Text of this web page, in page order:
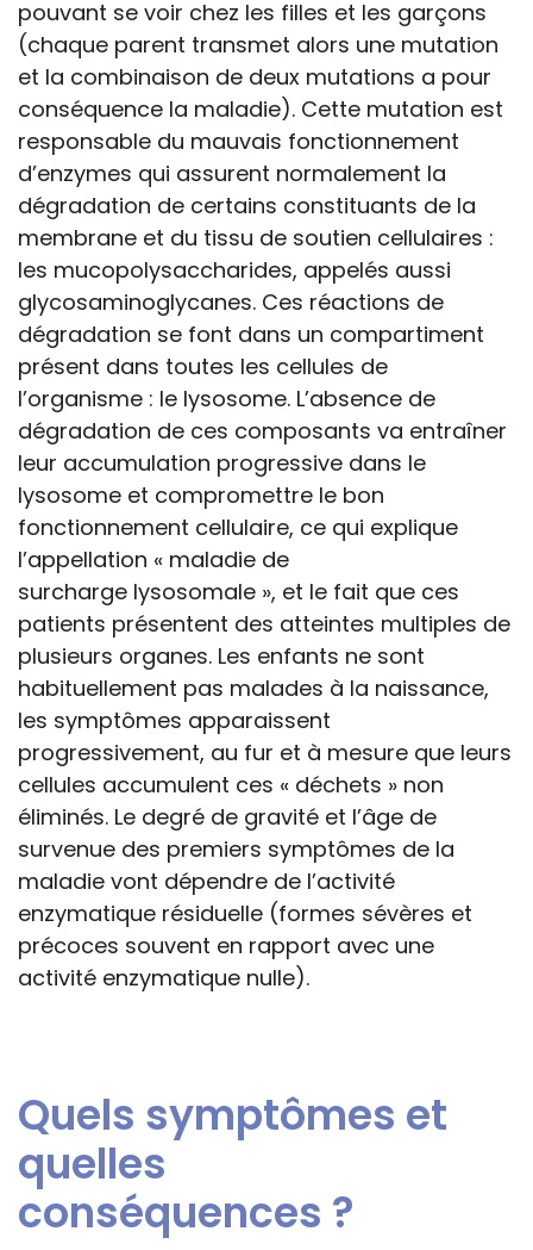
pouvant se voir chez les filles et les garçons
(chaque parent transmet alors une mutation
et la combinaison de deux mutations a pour
conséquence la maladie). Cette mutation est
responsable du mauvais fonctionnement
d’enzymes qui assurent normalement la
dégradation de certains constituants de la
membrane et du tissu de soutien cellulaires :
les mucopolysaccharides, appelés aussi
glycosaminoglycanes. Ces réactions de
dégradation se font dans un compartiment
présent dans toutes les cellules de
l’organisme : le lysosome. L’absence de
dégradation de ces composants va entraîner
leur accumulation progressive dans le
lysosome et compromettre le bon
fonctionnement cellulaire, ce qui explique
l’appellation « maladie de
surcharge lysosomale », et le fait que ces
patients présentent des atteintes multiples de
plusieurs organes. Les enfants ne sont
habituellement pas malades à la naissance,
les symptômes apparaissent
progressivement, au fur et à mesure que leurs
cellules accumulent ces « déchets » non
éliminés. Le degré de gravité et l’âge de
survenue des premiers symptômes de la
maladie vont dépendre de l’activité
enzymatique résiduelle (formes sévères et
précoces souvent en rapport avec une
activité enzymatique nulle).
Quels symptômes et
quelles
conséquences ?